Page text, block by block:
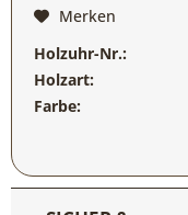
Merken
Holzuhr-Nr.:
Holzart:
Farbe: